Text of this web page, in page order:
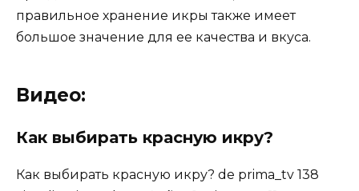
правильное хранение икры также имеет
большое значение для ее качества и вкуса.
Видео:
Как выбирать красную икру?
Как выбирать красную икру? de prima_tv 138